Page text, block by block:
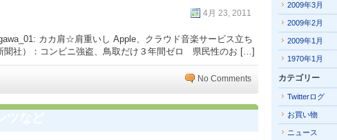
4月 23, 2011
カカ肩☆肩重いし Apple、クラウド音楽サービス立ち
聞社）：コンビニ強盗、鳥取だけ３年間ゼロ 県民性のお […]
No Comments
2009年3月
2009年2月
2009年1月
1970年1月
カテゴリー
Twitterログ
お買い物
ニュース